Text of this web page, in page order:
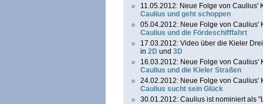
11.05.2012: Neue Folge von Caulius'
Caulius und geht schoppen
05.04.2012: Neue Folge von Caulius'
Caulius und die Fördeschifffahrt
17.03.2012: Video über die Kieler
in 2D und 3D
16.03.2012: Neue Folge von Caulius'
Caulius und die Kieler Straßen
24.02.2012: Neue Folge von Caulius'
Caulius sucht sein Glück
30.01.2012: Caulius ist nominiert als